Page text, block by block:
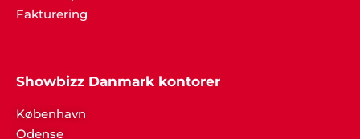
god inspiration og dialog gennem hele processen".
Fakturering
Showbizz Danmark kontorer
København
Odense